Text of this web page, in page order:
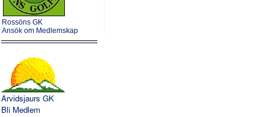
Rossöns GK
Ansök om Medlemskap
Arvidsjaurs GK
Bli Medlem